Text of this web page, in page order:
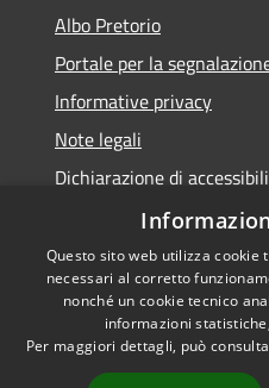
Albo Pretorio
Portale per la
Informative privacy
Note legali
Dichiarazione di
Segnalazioni di
RSS
Accessibilità
Questo sito web utilizza
necessari al corretto
nonché un cookie tecnico
informazioni
Per maggiori dettagli, può